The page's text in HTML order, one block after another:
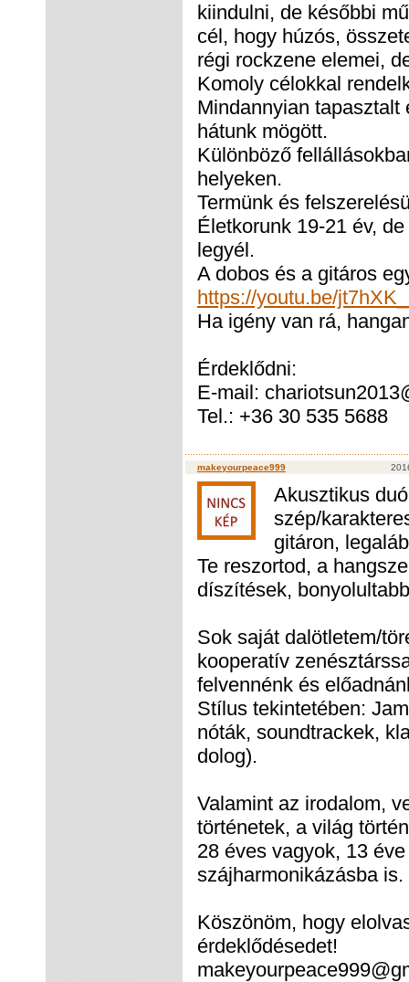
kiindulni, de későbbi
cél, hogy húzós,
régi rockzene elemei,
Komoly célokkal
Mindannyian
hátunk mögött.
Különböző
helyeken.
Termünk és
Életkorunk 19-21 év,
legyél.
A dobos és a gitáros
https://youtu.be/
Ha igény van rá,
Érdeklődni:
E-mail:
Tel.: +36 30 535 5688
makeyourpeace999
Akusztikus
szép/
gitáron,
Te reszortod, a
díszítések,
Sok saját dalötletem/
kooperatív
felvennénk és
Stílus tekintetében:
nóták, soundtrackek,
dolog).
Valamint az irodalom,
történetek, a világ
28 éves vagyok, 13
szájharmonikázásba is.
Köszönöm, hogy
érdeklődésedet!